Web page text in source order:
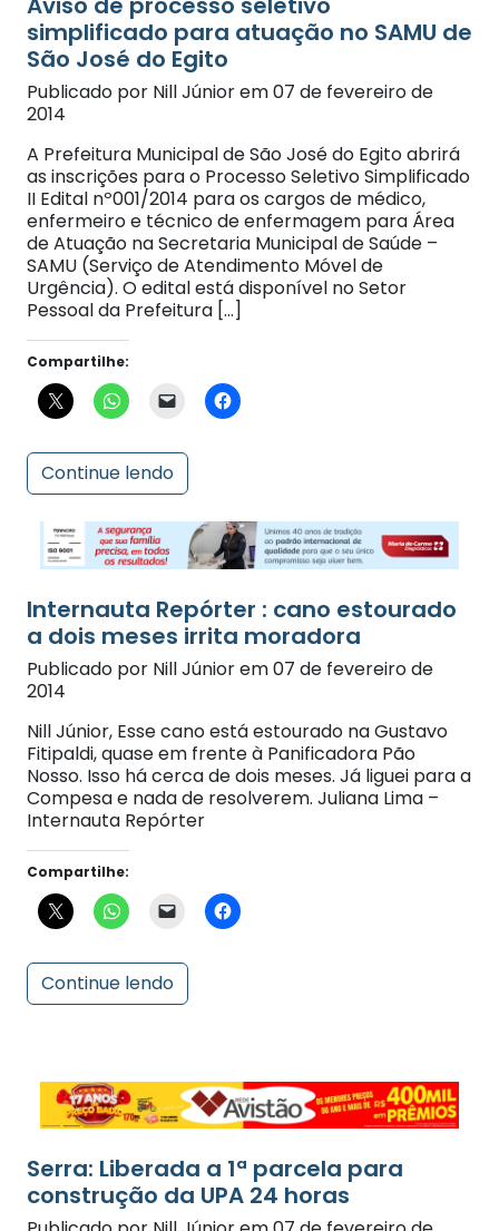
São José do Egito
Publicado por Nill Júnior em 07 de fevereiro de
2014
A Prefeitura Municipal de São José do Egito abrirá
as inscrições para o Processo Seletivo Simplificado
II Edital nº001/2014 para os cargos de médico,
enfermeiro e técnico de enfermagem para Área
de Atuação na Secretaria Municipal de Saúde –
SAMU (Serviço de Atendimento Móvel de
Urgência). O edital está disponível no Setor
Pessoal da Prefeitura […]
Continue lendo
a dois meses irrita moradora
Publicado por Nill Júnior em 07 de fevereiro de
2014
Nill Júnior, Esse cano está estourado na Gustavo
Fitipaldi, quase em frente à Panificadora Pão
Nosso. Isso há cerca de dois meses. Já liguei para a
Compesa e nada de resolverem. Juliana Lima –
Internauta Repórter
Continue lendo
construção da UPA 24 horas
Publicado por Nill Júnior em 07 de fevereiro de
2014